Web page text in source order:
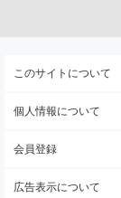
このサイトについて
個人情報について
会員登録
広告表示について